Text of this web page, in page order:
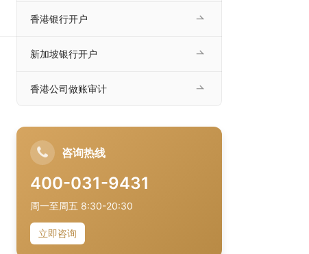
香港银行开户
新加坡银行开户
香港公司做账审计
咨询热线
400-031-9431
周一至周五 8:30-20:30
立即咨询